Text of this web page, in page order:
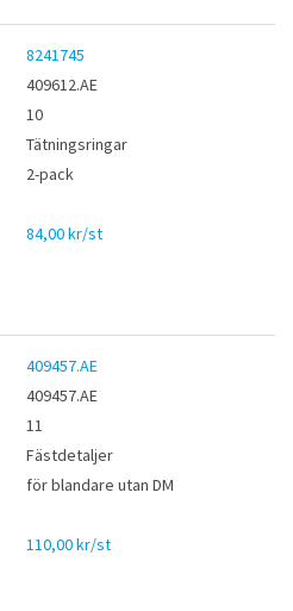
8241745
409612.AE
10
Tätningsringar
2-pack
84,00 kr/st
409457.AE
409457.AE
11
Fästdetaljer
för blandare utan DM
110,00 kr/st